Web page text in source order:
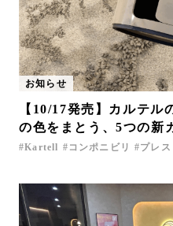
お知らせ
【10/17発売】カルテル
の色をまとう、5つの新
Kartell コンポニビリ プレス